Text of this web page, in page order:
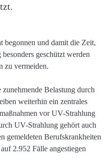
begonnen und damit die Zeit,
geschützt werden
zu vermeiden.
Belastung durch
weiterhin ein zentrales
vor UV-Strahlung
UV-Strahlung gehört auch
gemeldeten Berufskrankheiten
2.952 Fälle angestiegen